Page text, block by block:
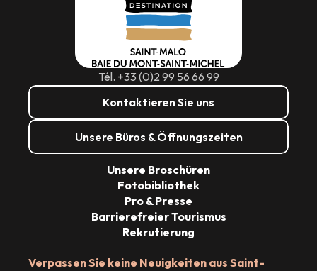
Tél. +33 (0)2 99 56 66 99
Kontaktieren Sie uns
Unsere Büros & Öffnungszeiten
Verpassen Sie keine Neuigkeiten aus Saint-
Unsere Broschüren
Fotobibliothek
Pro & Presse
Barrierefreier Tourismus
Rekrutierung